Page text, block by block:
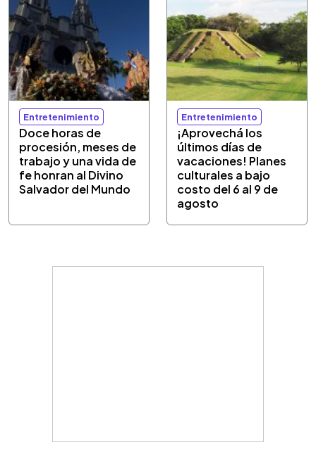
Entretenimiento
Doce horas de
procesión, meses de
trabajo y una vida de
fe honran al Divino
Salvador del Mundo
Entretenimiento
¡Aprovechá los
últimos días de
vacaciones! Planes
culturales a bajo
costo del 6 al 9 de
agosto